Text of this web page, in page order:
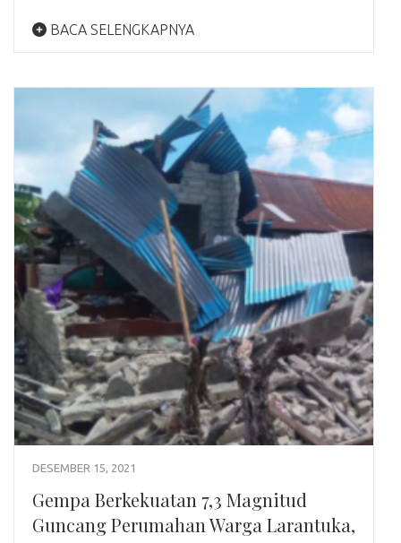
BACA SELENGKAPNYA
DESEMBER 15, 2021
Gempa Berkekuatan 7,3 Magnitud
Guncang Perumahan Warga Larantuka,